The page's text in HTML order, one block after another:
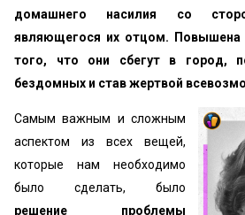
домашнего насилия со
являющегося их отцом. Повышена
того, что они сбегут в город,
бездомных и став жертвой
Самым важным и сложным
аспектом из всех вещей,
которые нам необходимо
было сделать, было
решение проблемы